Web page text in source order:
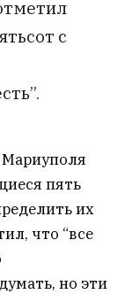
с
пять
их
что “все
но эти